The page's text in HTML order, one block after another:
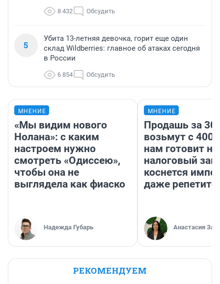
8 432 Обсудить
5
Убита 13-летняя девочка, горит еще один
склад Wildberries: главное об атаках сегодня
в России
6 854 Обсудить
МНЕНИЕ
«Мы видим нового
Нолана»: с каким
настроем нужно
смотреть «Одиссею»,
чтобы она не
выглядела как фиаско
Надежда Губарь
МНЕНИЕ
Продашь за
возьмут с
нам готовит
налоговый
коснется
даже
Анастасия
РЕКОМЕНДУЕМ